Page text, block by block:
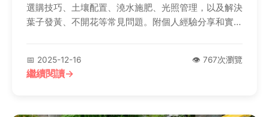
選購技巧、土壤配置、澆水施肥、光照管理，以及解決
葉子發黃、不開花等常見問題。附個人經驗分享和實用
📅 2025-12-16 👁️ 767次瀏覽
繼續閱讀